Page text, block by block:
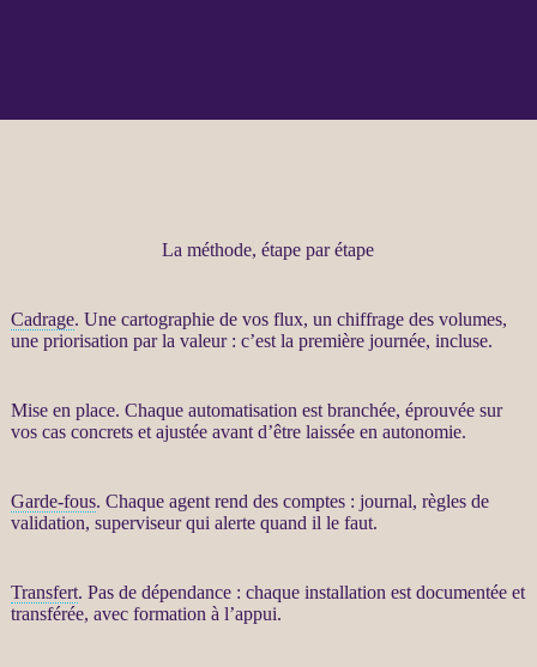
La méthode, étape par étape
Cadrage. Une cartographie de vos flux, un chiffrage des volumes,
une priorisation par la valeur : c’est la première journée, incluse.
Mise en place. Chaque automatisation est branchée, éprouvée sur
vos cas concrets et ajustée avant d’être laissée en autonomie.
Garde-fous. Chaque agentrend des comptes : journal, règles de
validation, superviseur qui alertequand il le faut.
Transfert. Pas de dépendance : chaque installation est documentée et
transférée, avec formation à l’appui.